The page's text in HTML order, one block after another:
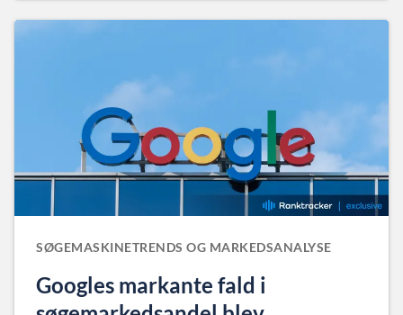
SØGEMASKINETRENDS OG MARKEDSANALYSE
Googles markante fald i